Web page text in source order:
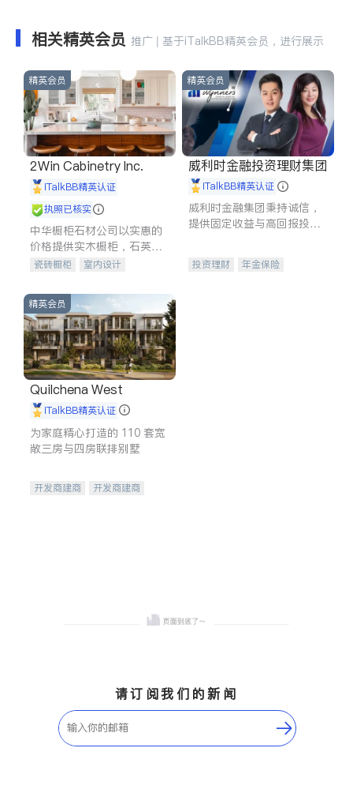
相关精英会员 推广 | 基于iTalkBB精英会员，进行展示
精英会员
2Win Cabinetry Inc.
iTalkBB精英认证
执照已核实
中华橱柜石材公司以实惠的
价格提供实木橱柜，石英石
台面，多种优质不锈钢水
质厨房，家的选择。
瓷砖橱柜
室内设计
室内装修
精英会员
威利时金融投资理财集团
iTalkBB精英认证
威利时金融集团秉持诚信，
提供固定收益与高回报投资
合，助力客户实现目标
投资理财
年金保险
精英会员
Quilchena West
iTalkBB精英认证
为家庭精心打造的 110 套宽
敞三房与四房联排别墅
开发商建商
开发商建商
请订阅我们的新闻